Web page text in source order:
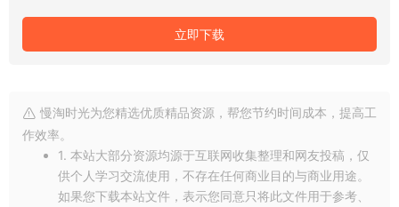
立即下载
慢淘时光为您精选优质精品资源，帮您节约时间成本，提高工
作效率。
1. 本站大部分资源均源于互联网收集整理和网友投稿，仅
供个人学习交流使用，不存在任何商业目的与商业用途。
如果您下载本站文件，表示您同意只将此文件用于参考、